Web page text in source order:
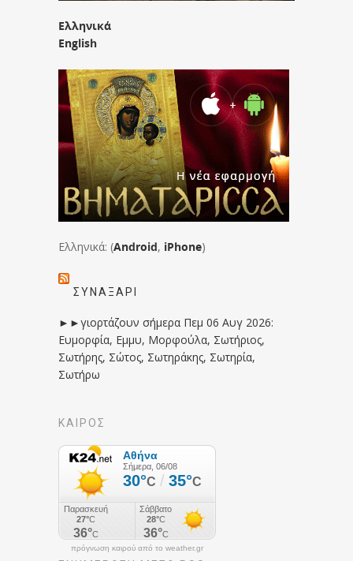
Ελληνικά
English
Ελληνικά: (Android, iPhone)
ΣΥΝΑΞΆΡΙ
►►γιορτάζουν σήμερα Πεμ 06 Αυγ 2026:
Ευμορφία, Εμμυ, Μορφούλα, Σωτήριος,
Σωτήρης, Σώτος, Σωτηράκης, Σωτηρία,
Σωτήρω
ΚΑΙΡΟΣ
πρόγνωση καιρού από το weather.gr